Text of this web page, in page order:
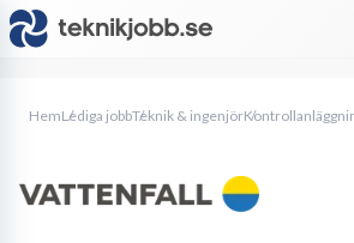
HemLediga jobbTeknik & ingenjör